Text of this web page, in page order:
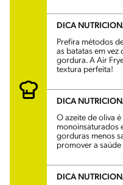
DICA
Prefira métodos
as batatas em vez
gordura. A Air
textura perfeita!
DICA
O azeite de oliva
monoinsaturados
gorduras menos
promover a
DICA